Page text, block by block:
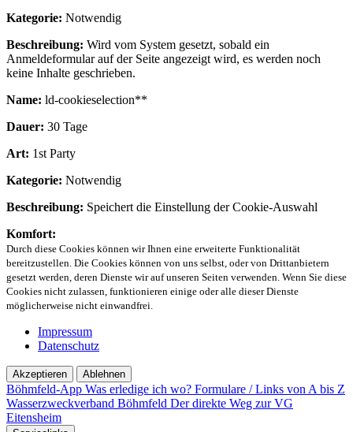
Kategorie: Notwendig
Beschreibung: Wird vom System gesetzt, sobald ein
Anmeldeformular auf der Seite angezeigt wird, es werden noch
keine Inhalte geschrieben.
Name: ld-cookieselection**
Dauer: 30 Tage
Art: 1st Party
Kategorie: Notwendig
Beschreibung: Speichert die Einstellung der Cookie-Auswahl
Komfort:
Durch diese Cookies können wir Ihnen eine erweiterte Funktionalität
bereitzustellen. Die Cookies können von uns selbst, oder von Drittanbietern
gesetzt werden, deren Dienste wir auf unseren Seiten verwenden. Wenn Sie diese
Cookies nicht zulassen, funktionieren einige oder alle dieser Dienste
möglicherweise nicht einwandfrei.
Impressum
Datenschutz
Akzeptieren Ablehnen
Böhmfeld-App Was erledige ich wo? Formulare / Links von A bis Z
Wasserzweckverband Böhmfeld Der direkte Weg zur VG
Eitensheim